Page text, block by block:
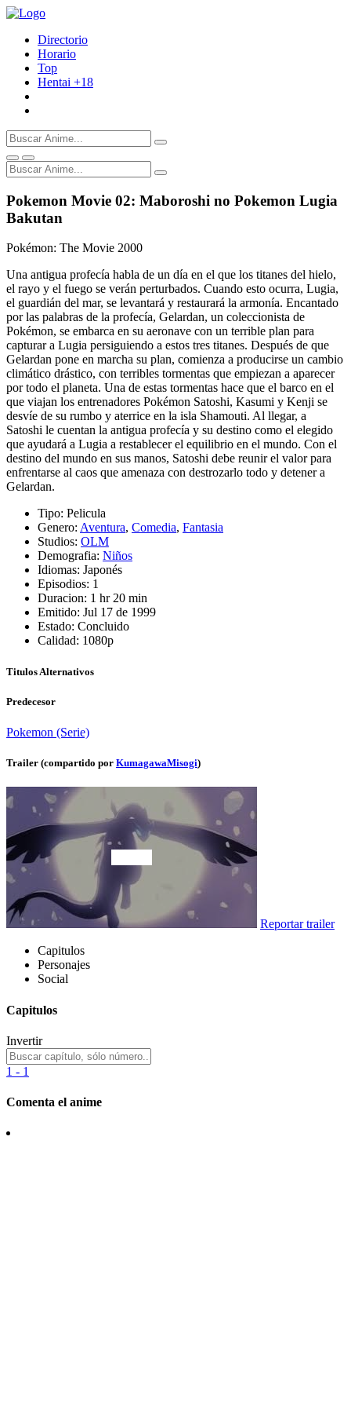
Directorio
Horario
Top
Hentai +18
Pokemon Movie 02: Maboroshi no Pokemon Lugia
Bakutan
Pokémon: The Movie 2000
Una antigua profecía habla de un día en el que los titanes del hielo,
el rayo y el fuego se verán perturbados. Cuando esto ocurra, Lugia,
el guardián del mar, se levantará y restaurará la armonía. Encantado
por las palabras de la profecía, Gelardan, un coleccionista de
Pokémon, se embarca en su aeronave con un terrible plan para
capturar a Lugia persiguiendo a estos tres titanes. Después de que
Gelardan pone en marcha su plan, comienza a producirse un cambio
climático drástico, con terribles tormentas que empiezan a aparecer
por todo el planeta. Una de estas tormentas hace que el barco en el
que viajan los entrenadores Pokémon Satoshi, Kasumi y Kenji se
desvíe de su rumbo y aterrice en la isla Shamouti. Al llegar, a
Satoshi le cuentan la antigua profecía y su destino como el elegido
que ayudará a Lugia a restablecer el equilibrio en el mundo. Con el
destino del mundo en sus manos, Satoshi debe reunir el valor para
enfrentarse al caos que amenaza con destrozarlo todo y detener a
Gelardan.
Tipo: Pelicula
Genero: Aventura, Comedia, Fantasia
Studios: OLM
Demografia: Niños
Idiomas: Japonés
Episodios: 1
Duracion: 1 hr 20 min
Emitido: Jul 17 de 1999
Estado: Concluido
Calidad: 1080p
Titulos Alternativos
Predecesor
Pokemon (Serie)
Trailer (compartido por KumagawaMisogi)
Reportar trailer
Capitulos
Personajes
Social
Capitulos
Invertir
1 - 1
Comenta el anime